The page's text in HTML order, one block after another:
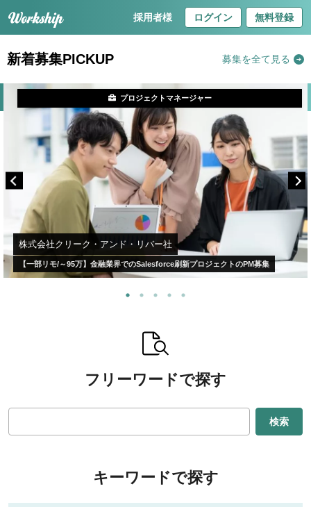
採用者様 ログイン 無料登録
新着募集PICKUP 募集を全て見る
株式会社クリーク・アンド・リバー社
【一部リモ/～95万】金融業界でのSalesforce刷新プロジェクトのPM募集
プロジェクトマネージャー
フリーワードで探す
検索
キーワードで探す